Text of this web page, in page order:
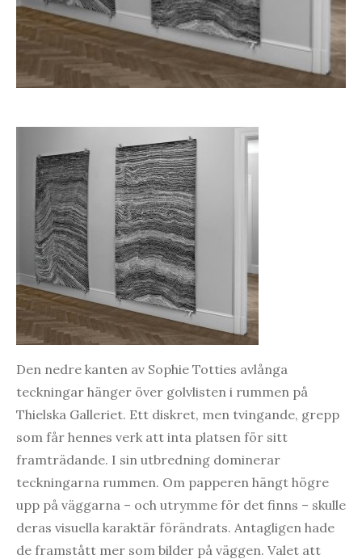
Den nedre kanten av Sophie Totties avlånga
teckningar hänger över golvlisten i rummen på
Thielska Galleriet. Ett diskret, men tvingande, grepp
som får hennes verk att inta platsen för sitt
framträdande. I sin utbredning dominerar
teckningarna rummen. Om papperen hängt högre
upp på väggarna – och utrymme för det finns – skulle
deras visuella karaktär förändrats. Antagligen hade
de framstått mer som bilder på väggen. Valet att